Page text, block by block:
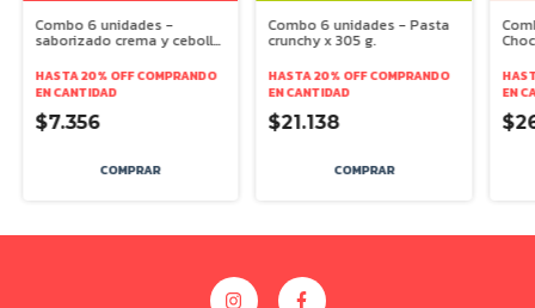
Combo 6 unidades -
saborizado crema y cebolla
HASTA 20% OFF COMPRANDO
EN CANTIDAD
$7.356
Combo 6 unidades - Pasta
crunchy x 305 g.
HASTA 20% OFFCOMPRANDO
EN CANTIDAD
$21.138
EN